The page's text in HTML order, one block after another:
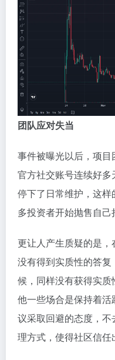
团队应对失当
事件被曝光以后，项目
官方社交账号连续好
停下了日常维护，这
多投资者开始抛售自己
更让人产生质疑的是，
没有得到实质性的答
候，同样没有获得实
他一些场合是保持着
议采取回避的态度，
理方式，使得社区信任